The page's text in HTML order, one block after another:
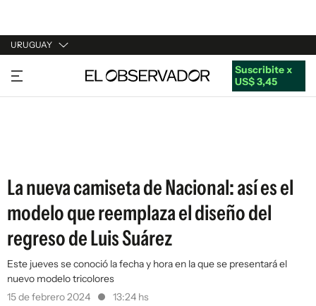
URUGUAY
URUGUAY
ARGENTINA
Suscribite x
US$ 3,45
La nueva camiseta de Nacional: así es el
modelo que reemplaza el diseño del
regreso de Luis Suárez
Este jueves se conoció la fecha y hora en la que se presentará el
nuevo modelo tricolores
15 de febrero 2024
13:24 hs